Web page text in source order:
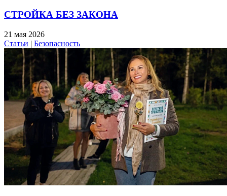
СТРОЙКА БЕЗ ЗАКОНА
21 мая 2026
Статьи | Безопасность